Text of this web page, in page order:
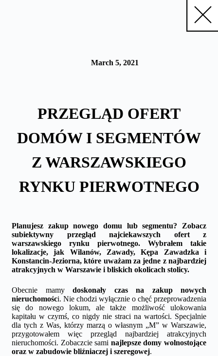
March 5, 2021
PRZEGLĄD OFERT
DOMÓW I SEGMENTÓW
Z WARSZAWSKIEGO
RYNKU PIERWOTNEGO
Planujesz zakup nowego domu lub segmentu? Zobacz
subiektywny przegląd najciekawszych ofert z
warszawskiego rynku pierwotnego. Wybrałem takie
lokalizacje, jak Wilanów, Zawady, Kępa Zawadzka i
Konstancin-Jeziorna, które uważam za jedne z najbardziej
atrakcyjnych w Warszawie i bliskich okolicach stolicy.
Obecnie mamy doskonały czas na zakup nowych
nieruchomości. Nie chodzi wyłącznie o chęć przeprowadzenia
się do nowego lokum, ale także możliwość ulokowania
kapitału w czymś, co nigdy nie straci na wartości. Specjalnie
dla tych z Was, którzy marzą o własnym „M” w Warszawie,
przygotowałem więc przegląd najbardziej atrakcyjnych
nieruchomości. Zobaczcie sami najlepsze domy wolnostojące
oraz w zabudowie bliźniaczej i szeregowej.